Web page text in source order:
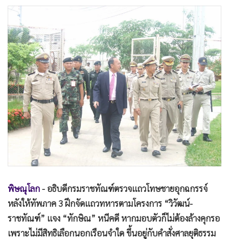
• ผู้จัดกวน
•
Good health & Well-being
• Green Innovation & SD
• Management & HR
• MGR Live
• Infographic
• การเมือง
• ท่องเที่ยว
• กีฬา
ต่างประเทศ
• Special Scoop
เศรษฐกิจ-ธุรกิจ
จีน
ชุมชน-คุณภาพชีวิต
• อาชญากรรม
พิษณุโลก- อธิบดีกรมราชทัณฑ์ตรวจแถวโทษชายอุกฉกรรจ์
หลังให้ทัพภาค 3 ฝึกจัดแถวทหารตามโครงการ “วิวัฒน์-
ราชทัณฑ์” แจง “ทักษิณ” หนีคดี หากมอบตัวก็ไม่ต้องล้างคุกรอ
เพราะไม่มีสิทธิเลือกนอกเรือนจำใด ขึ้นอยู่กับคำสั่งศาลยุติธรรม